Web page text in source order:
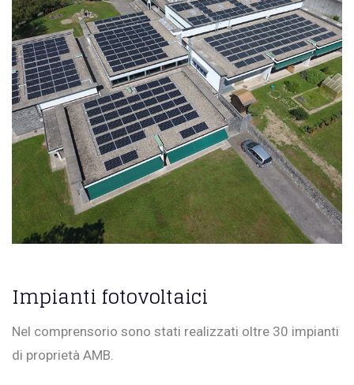
Impianti fotovoltaici
Nel comprensorio sono stati realizzati oltre 30 impianti
di proprietà AMB.